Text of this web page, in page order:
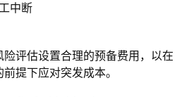
中断
评估设置合理的预备费用，以在
提下应对突发成本。